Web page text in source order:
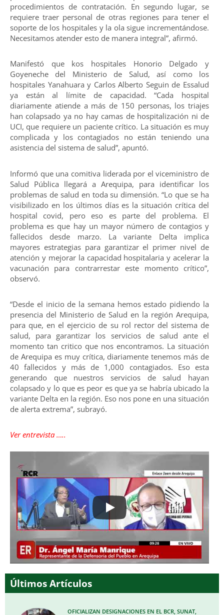
procedimientos de contratación. En segundo lugar, se
requiere traer personal de otras regiones para tener el
soporte de los hospitales y la ola sigue incrementándose.
Necesitamos atender esto de manera integral”, afirmó.
Manifestó que kos hospitales Honorio Delgado y
Goyeneche del Ministerio de Salud, así como los
hospitales Yanahuara y Carlos Alberto Seguin de Essalud
ya están al límite de capacidad. “Cada hospital
diariamente atiende a más de 150 personas, los triajes
han colapsado ya no hay camas de hospitalización ni de
UCI, que requiere un paciente crítico. La situación es muy
complicada y los contagiados no están teniendo una
asistencia del sistema de salud”, apuntó.
Informó que una comitiva liderada por el viceministro de
Salud Pública llegará a Arequipa, para identificar los
problemas de salud en toda su dimensión. “Lo que se ha
visibilizado en los últimos días es la situación crítica del
hospital covid, pero eso es parte del problema. El
problema es que hay un mayor número de contagios y
fallecidos desde marzo. La variante Delta implica
mayores estrategias para garantizar el primer nivel de
atención y mejorar la capacidad hospitalaria y acelerar la
vacunación para contrarrestar este momento crítico”,
observó.
“Desde el inicio de la semana hemos estado pidiendo la
presencia del Ministerio de Salud en la región Arequipa,
para que, en el ejercicio de su rol rector del sistema de
salud, para garantizar los servicios de salud ante el
momento tan critico que nos encontramos. La situación
de Arequipa es muy crítica, diariamente tenemos más de
40 fallecidos y más de 1,000 contagiados. Eso esta
generando que nuestros servicios de salud hayan
colapsado y lo que es peor es que ya se habría ubicado la
variante Delta en la región. Eso nos pone en una situación
de alerta extrema”, subrayó.
Ver entrevista …..
Últimos Artículos
OFICIALIZAN DESIGNACIONES EN EL BCR, SUNAT,